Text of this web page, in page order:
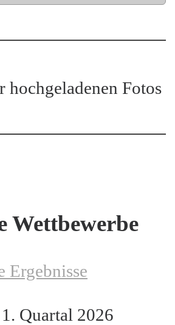
hochgeladenen Fotos
Wettbewerbe
Ergebnisse
Quartal 2026